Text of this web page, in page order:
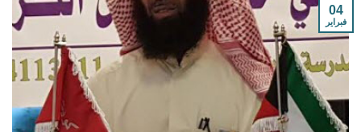
04
فبراير